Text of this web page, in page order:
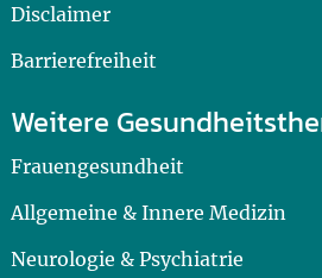
Disclaimer
Barrierefreiheit
Weitere
Frauengesundheit
Allgemeine & Innere Medizin
Neurologie & Psychiatrie